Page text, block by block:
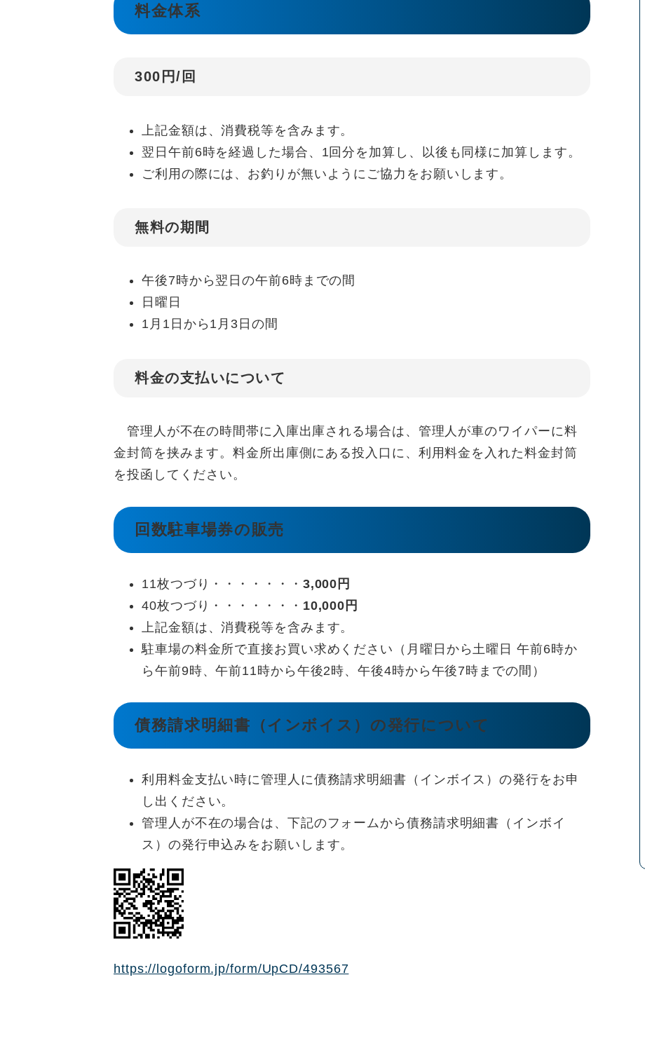
料金体系
300円/回
上記金額は、消費税等を含みます。
翌日午前6時を経過した場合、1回分を加算し、以後も同様に加算します。
ご利用の際には、お釣りが無いようにご協力をお願いします。
無料の期間
午後7時から翌日の午前6時までの間
日曜日
1月1日から1月3日の間
料金の支払いについて
管理人が不在の時間帯に入庫出庫される場合は、管理人が車のワイパーに料
金封筒を挟みます。料金所出庫側にある投入口に、利用料金を入れた料金封筒
を投函してください。
回数駐車場券の販売
11枚つづり・・・・・・・ 3,000円
40枚つづり・・・・・・・ 10,000円
上記金額は、消費税等を含みます。
駐車場の料金所で直接お買い求めください（月曜日から土曜日 午前6時か
ら午前9時、午前11時から午後2時、午後4時から午後7時までの間）
債務請求明細書（インボイス）の発行について
利用料金支払い時に管理人に債務請求明細書（インボイス）の発行をお申
し出ください。
管理人が不在の場合は、下記のフォームから債務請求明細書（インボイ
ス）の発行申込みをお願いします。
https://logoform.jp/form/UpCD/493567